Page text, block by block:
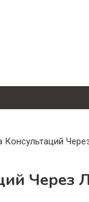
Консультаций
Через